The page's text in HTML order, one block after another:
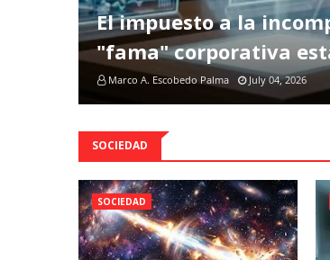
El impuesto a la
"fama" corporativa
Marco A. Escobedo Palma July 04, 2026
SOCIEDAD
SOCIEDAD